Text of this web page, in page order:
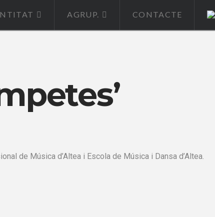
AGRUP. CONTACTE
de Música d’Altea i Escola de Música i Dansa d’Altea.